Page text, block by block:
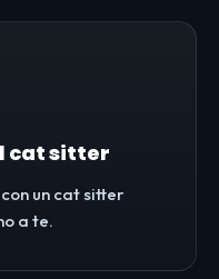
cat sitter
un cat sitter
a te.